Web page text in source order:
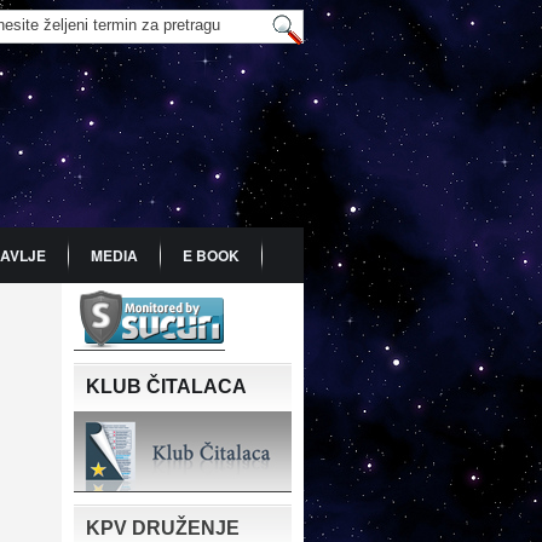
MEDIA E BOOK
KLUB ČITALACA
KPV DRUŽENJE